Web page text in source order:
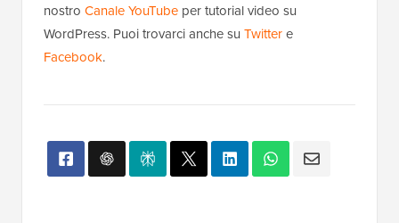
nostro Canale YouTube per tutorial video su
WordPress. Puoi trovarci anche su Twittere
Facebook.